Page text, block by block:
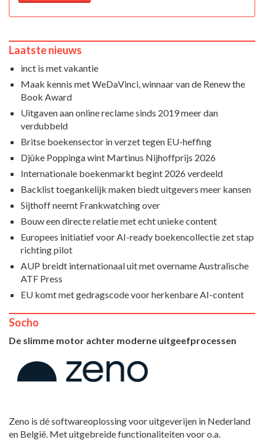
Laatste nieuws
inct is met vakantie
Maak kennis met WeDaVinci, winnaar van de Renew the
Book Award
Uitgaven aan online reclame sinds 2019 meer dan
verdubbeld
Britse boekensector in verzet tegen EU-heffing
Djûke Poppinga wint Martinus Nijhoffprijs 2026
Internationale boekenmarkt begint 2026 verdeeld
Backlist toegankelijk maken biedt uitgevers meer kansen
Sijthoff neemt Frankwatching over
Bouw een directe relatie met echt unieke content
Europees initiatief voor AI-ready boekencollectie zet stap
richting pilot
AUP breidt internationaal uit met overname Australische
ATF Press
EU komt met gedragscode voor herkenbare AI-content
Socho
De slimme motor achter moderne uitgeefprocessen
Zeno is dé softwareoplossing voor uitgeverijen in Nederland
en België. Met uitgebreide functionaliteiten voor o.a.